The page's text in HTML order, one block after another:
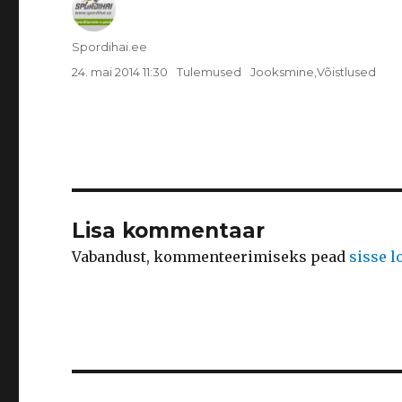
Autor
Spordihai.ee
Postitatud
24. mai 2014 11:30 Rubriigid
Tulemused Sildid
Jooksmine ,Võistlused
Lisa kommentaar
Vabandust, kommenteerimiseks pead sisse